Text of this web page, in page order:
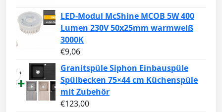
LED-Modul McShine MCOB 5W 400
Lumen 230V 50x25mm warmweiß
3000K
€9,06
Granitspüle Siphon Einbauspüle
Spülbecken 75×44 cm Küchenspüle
mit Zubehör
€123,00